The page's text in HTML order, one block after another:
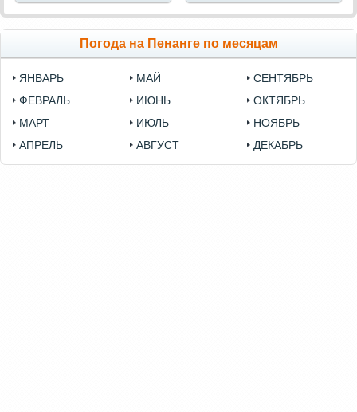
Погода на Пенанге по месяцам
ЯНВАРЬ
ФЕВРАЛЬ
МАРТ
АПРЕЛЬ
МАЙ
ИЮНЬ
ИЮЛЬ
АВГУСТ
СЕНТЯБРЬ
ОКТЯБРЬ
НОЯБРЬ
ДЕКАБРЬ